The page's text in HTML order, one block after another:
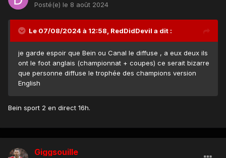
Posté(e) le 8 août 2024
Le 07/08/2024 à 12:58, RedDidDevil a dit :
je garde espoir que Bein ou Canal le diffuse , a eux deux ils
ont le foot anglais (championnat + coupes) ce serait bizarre
que personne diffuse le trophée des champions version
English
Bein sport 2 en direct 16h.
Giggsouille